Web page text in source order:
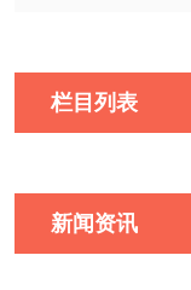
栏目列表
新闻资讯